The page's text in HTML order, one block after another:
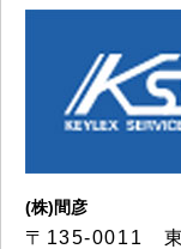
(株)間彦
〒135-0011 東